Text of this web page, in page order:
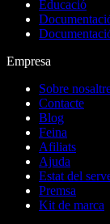
Educació
Empresa
Sobre
Contacte
Blog
Feina
Afiliats
Ajuda
Estat del
Premsa
Kit de marca